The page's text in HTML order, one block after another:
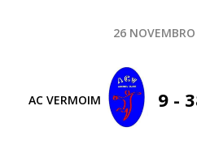
26
AC VERMOIM 9 -